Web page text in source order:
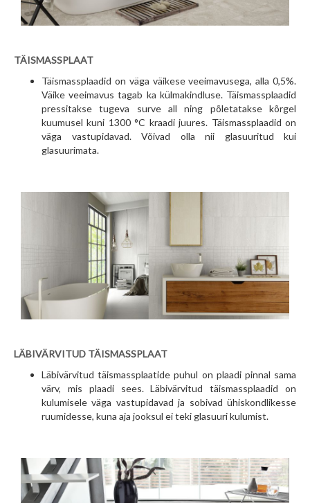
TÄISMASSPLAAT
Täismassplaadid on väga väikese veeimavusega, alla 0,5%.
Väike veeimavus tagab ka külmakindluse. Täismassplaadid
pressitakse tugeva surve all ning põletatakse kõrgel
kuumusel kuni 1300 °C kraadi juures. Täismassplaadid on
väga vastupidavad. Võivad olla nii glasuuritud kui
glasuurimata.
LÄBIVÄRVITUD TÄISMASSPLAAT
Läbivärvitud täismassplaatide puhul on plaadi pinnal sama
värv, mis plaadi sees. Läbivärvitud täismassplaadid on
kulumisele väga vastupidavad ja sobivad ühiskondlikesse
ruumidesse, kuna aja jooksul ei teki glasuuri kulumist.